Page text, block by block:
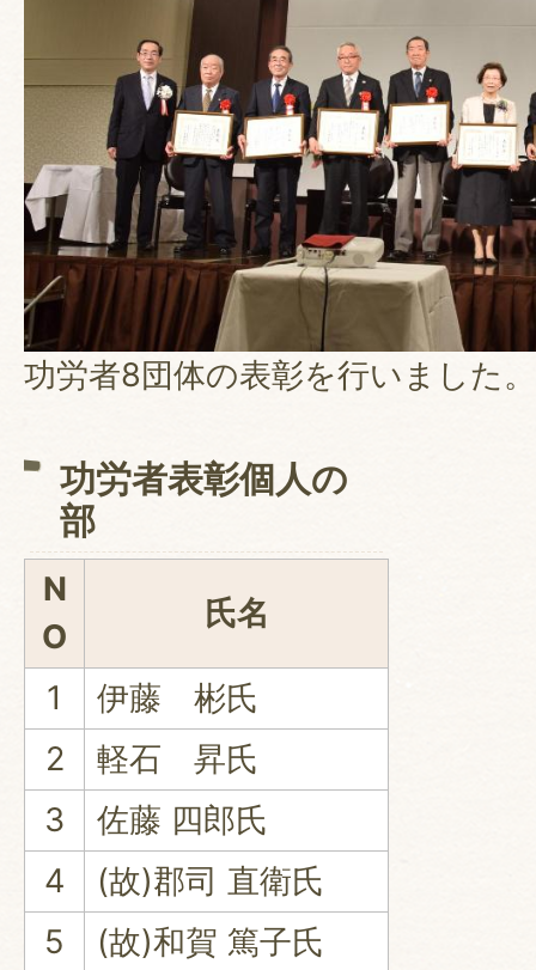
功労者8団体の表彰を行いました。
功労者表彰個人の
部
N
O
氏名
1
伊藤 彬氏
2
軽石 昇氏
3
佐藤 四郎氏
4
(故)郡司 直衛氏
5
(故)和賀 篤子氏